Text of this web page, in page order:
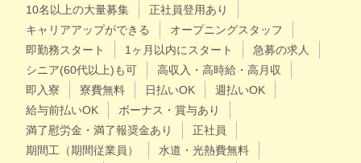
10名以上の大量募集
正社員登用あり
キャリアアップができる
オープニングスタッフ
即勤務スタート
1ヶ月以内にスタート
急募の求人
シニア(60代以上)も可
高収入・高時給・高月収
即入寮
寮費無料 日払いOK
週払いOK
給与前払いOK
ボーナス・賞与あり
満了慰労金・満了報奨金あり
正社員
期間工（期間従業員）
水道・光熱費無料